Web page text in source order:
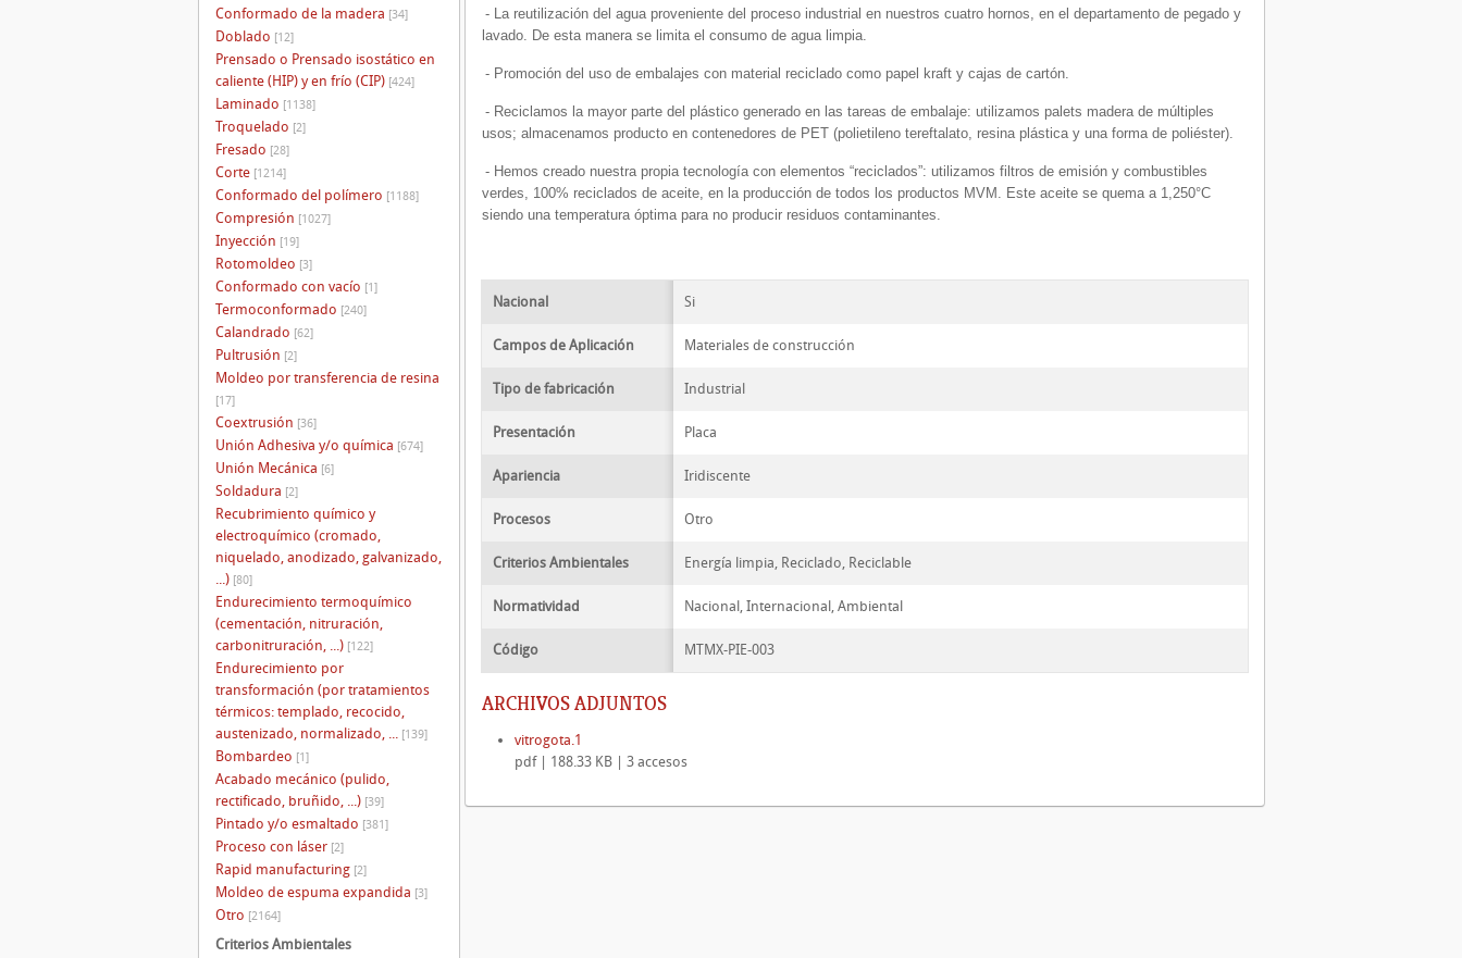
- La reutilización del agua proveniente del proceso industrial en nuestros cuatro hornos, en el departamento de pegado y
lavado. De esta manera se limita el consumo de agua limpia.
- Promoción del uso de embalajes con material reciclado como papel kraft y cajas de cartón.
- Reciclamos la mayor parte del plástico generado en las tareas de embalaje: utilizamos palets madera de múltiples
usos; almacenamos producto en contenedores de PET (polietileno tereftalato, resina plástica y una forma de poliéster).
- Hemos creado nuestra propia tecnología con elementos “reciclados”: utilizamos filtros de emisión y combustibles
verdes, 100% reciclados de aceite, en la producción de todos los productos MVM. Este aceite se quema a 1,250°C
siendo una temperatura óptima para no producir residuos contaminantes.
Nacional Si
Campos de Aplicación Materiales de construcción
Tipo de fabricación Industrial
Presentación Placa
Apariencia Iridiscente
Procesos Otro
Criterios Ambientales Energía limpia, Reciclado, Reciclable
Normatividad Nacional, Internacional, Ambiental
Código MTMX-PIE-003
ARCHIVOS ADJUNTOS
vitrogota.1
pdf | 188.33 KB | 3 accesos
Conformado de la madera [34]
Doblado [12]
Prensado o Prensado isostático en
caliente (HIP) y en frío (CIP) [424]
Laminado [1138]
Troquelado [2]
Fresado [28]
Corte [1214]
Conformado del polímero [1188]
Compresión [1027]
Inyección [19]
Rotomoldeo [3]
Conformado con vacío [1]
Termoconformado [240]
Calandrado [62]
Pultrusión [2]
Moldeo por transferencia de resina
[17]
Coextrusión [36]
Unión Adhesiva y/o química [674]
Unión Mecánica [6]
Soldadura [2]
Recubrimiento químico y
electroquímico (cromado,
niquelado, anodizado, galvanizado,
...) [80]
Endurecimiento termoquímico
(cementación, nitruración,
carbonitruración, ...) [122]
Endurecimiento por
transformación (por tratamientos
térmicos: templado, recocido,
austenizado, normalizado, ...
[139]
Bombardeo [1]
Acabado mecánico (pulido,
rectificado, bruñido, ...) [39]
Pintado y/o esmaltado [381]
Proceso con láser [2]
Rapid manufacturing [2]
Moldeo de espuma expandida [3]
Otro [2164]
Criterios Ambientales